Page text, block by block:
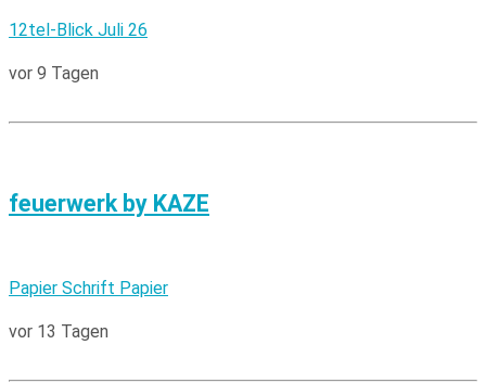
12tel-Blick Juli 26
vor 9 Tagen
feuerwerk by KAZE
Papier Schrift Papier
vor 13 Tagen